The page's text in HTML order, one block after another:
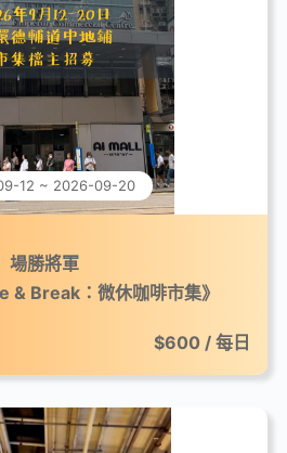
12 ~ 2026-09-20
場勝將軍
& Break：微休咖啡市集》
$600 / 每日